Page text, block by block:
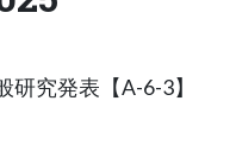
研究発表【A-6-3】